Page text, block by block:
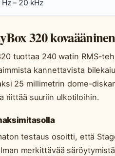
– 20 kHz
320
tuottaa 240 watin RMS-
kannettavista
25 millimetrin dome-
riittää suuriin ulkotiloihin.
testaus osoitti, että
merkittävää